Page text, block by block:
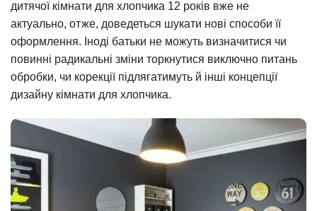
дитячої кімнати для хлопчика 12 років вже не
актуально, отже, доведеться шукати нові способи її
оформлення. Іноді батьки не можуть визначитися чи
повинні радикальні зміни торкнутися виключно питань
обробки, чи корекції підлягатимуть й інші концепції
дизайну кімнати для хлопчика.